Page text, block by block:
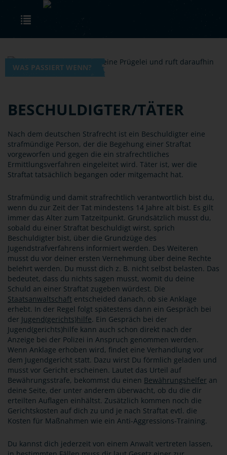
Skip to main content
WAS PASSIERT WENN?
BESCHULDIGTER/TÄTER
Nach dem deutschen Strafrecht ist ein Beschuldigter eine
strafmündige Person, der die Begehung einer Straftat
vorgeworfen und gegen die ein strafrechtliches
Ermittlungsverfahren eingeleitet wird. Täter ist, wer die
Straftat tatsächlich begangen oder mitgemacht hat.
Strafmündig und damit strafrechtlich verantwortlich bist du,
wenn du zur Zeit der Tat mindestens 14 Jahre alt bist. Es gilt
immer das Alter zum Tatzeitpunkt. Grundsätzlich musst du,
sobald du einer Straftat beschuldigt wirst, sprich
Beschuldigter bist, über die Grundzüge des
Jugendstrafverfahrens informiert werden. Des Weiteren
musst du vor deiner ersten Vernehmung über deine Rechte
belehrt werden. Du musst dich z. B. nicht selbst belasten. Das
bedeutet, dass du nichts sagen musst, womit du deine
Schuld an einer Straftat zugeben würdest. Die
Staatsanwaltschaft entscheided danach, ob sie Anklage
erhebt. In der Regel folgt spätestens dann ein Gespräch bei
der Jugend(gerichts)hilfe. Ein Gespräch bei der
Jugend(gerichts)hilfe kann auch schon direkt nach der
Anzeige bei der Polizei in Anspruch genommen werden.
Wenn Anklage erhoben wird, findet eine Verhandlung vor
dem Jugendgericht statt. Dazu wirst Du förmlich geladen und
musst vor Gericht erscheinen. Lautet das Urteil auf
Bewährungsstrafe, bekommst du einen Bewährungshelfer an
deine Seite, der unter anderem überwacht, ob du die dir
erteilten Auflagen einhältst. Zusätzlich kommen noch die
Gerichtskosten auf dich zu und je nach Straftat evtl. die
Kosten für Maßnahmen wie ein Anti-Aggressions-Training.
Du kannst dich jederzeit von einem Anwalt vertreten lassen,